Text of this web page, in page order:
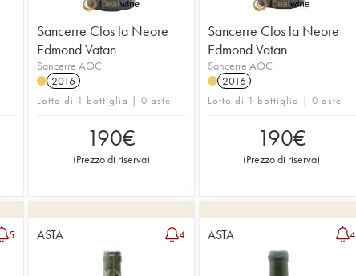
Sancerre Clos la Neore
Edmond Vatan
Sancerre AOC
2016
Lotto di 1 bottiglia | 0 aste
190€
(Prezzo di riserva)
Sancerre Clos la Neore
Edmond Vatan
Sancerre AOC
2016
Lotto di 1 bottiglia | 0 aste
190€
(Prezzo di riserva)
5 ASTA 4 ASTA 4